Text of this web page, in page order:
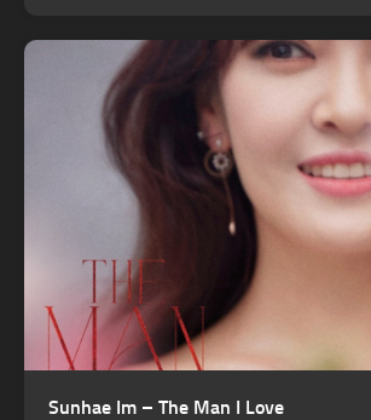
Sunhae Im – The Man I Love